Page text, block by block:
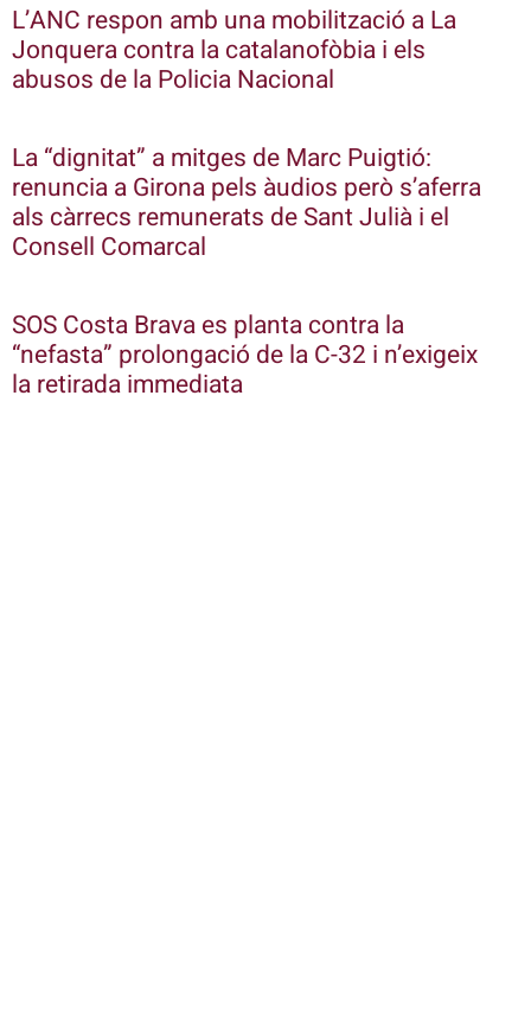
L’ANC respon amb una mobilització a La
Jonquera contra la catalanofòbia i els
abusos de la Policia Nacional
La “dignitat” a mitges de Marc Puigtió:
renuncia a Girona pels àudios però s’aferra
als càrrecs remunerats de Sant Julià i el
Consell Comarcal
SOS Costa Brava es planta contra la
“nefasta” prolongació de la C-32 i n’exigeix
la retirada immediata